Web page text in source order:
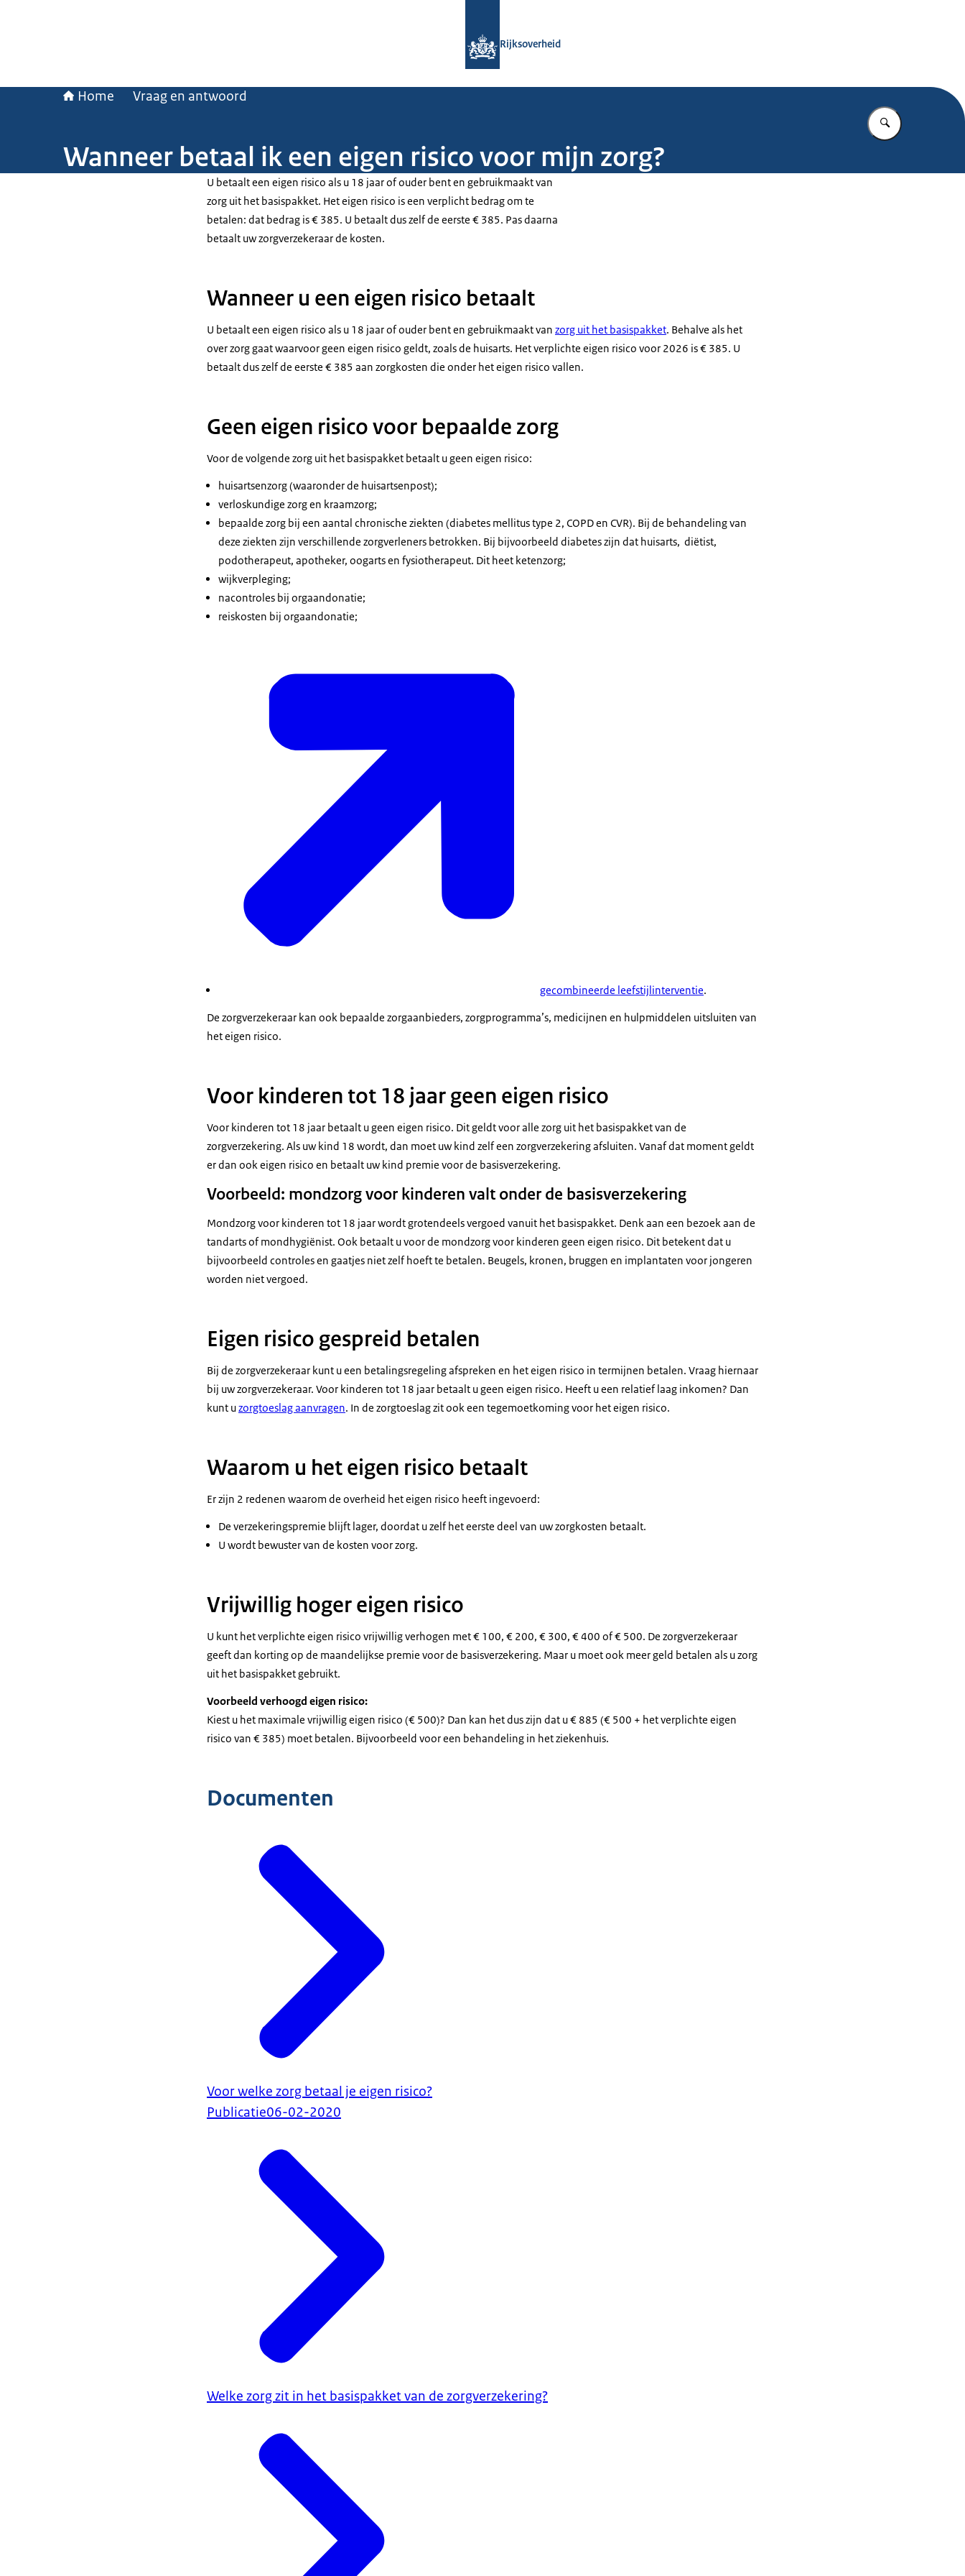
Rijksoverheid
Home Vraag en antwoord
Vul in wat u
Wanneer betaal ik een eigen risico voor mijn zorg?
U betaalt een eigen risico als u 18 jaar of ouder bent en gebruikmaakt van
zorg uit het basispakket. Het eigen risico is een verplicht bedrag om te
betalen: dat bedrag is € 385. U betaalt dus zelf de eerste € 385. Pas daarna
betaalt uw zorgverzekeraar de kosten.
Wanneer u een eigen risico betaalt
U betaalt een eigen risico als u 18 jaar of ouder bent en gebruikmaakt van zorg uit het basispakket. Behalve als het
over zorg gaat waarvoor geen eigen risico geldt, zoals de huisarts. Het verplichte eigen risico voor 2026 is € 385. U
betaalt dus zelf de eerste € 385 aan zorgkosten die onder het eigen risico vallen.
Geen eigen risico voor bepaalde zorg
Voor de volgende zorg uit het basispakket betaalt u geen eigen risico:
huisartsenzorg (waaronder de huisartsenpost);
verloskundige zorg en kraamzorg;
bepaalde zorg bij een aantal chronische ziekten (diabetes mellitus type 2, COPD en CVR). Bij de behandeling van
deze ziekten zijn verschillende zorgverleners betrokken. Bij bijvoorbeeld diabetes zijn dat huisarts, diëtist,
podotherapeut, apotheker, oogarts en fysiotherapeut. Dit heet ketenzorg;
wijkverpleging;
nacontroles bij orgaandonatie;
reiskosten bij orgaandonatie;
gecombineerde leefstijlinterventie.
De zorgverzekeraar kan ook bepaalde zorgaanbieders, zorgprogramma’s, medicijnen en hulpmiddelen uitsluiten van
het eigen risico.
Voor kinderen tot 18 jaar geen eigen risico
Voor kinderen tot 18 jaar betaalt u geen eigen risico. Dit geldt voor alle zorg uit het basispakket van de
zorgverzekering. Als uw kind 18 wordt, dan moet uw kind zelf een zorgverzekering afsluiten. Vanaf dat moment geldt
er dan ook eigen risico en betaalt uw kind premie voor de basisverzekering.
Voorbeeld: mondzorg voor kinderen valt onder de basisverzekering
Mondzorg voor kinderen tot 18 jaar wordt grotendeels vergoed vanuit het basispakket. Denk aan een bezoek aan de
tandarts of mondhygiënist. Ook betaalt u voor de mondzorg voor kinderen geen eigen risico. Dit betekent dat u
bijvoorbeeld controles en gaatjes niet zelf hoeft te betalen. Beugels, kronen, bruggen en implantaten voor jongeren
worden niet vergoed.
Eigen risico gespreid betalen
Bij de zorgverzekeraar kunt u een betalingsregeling afspreken en het eigen risico in termijnen betalen. Vraag hiernaar
bij uw zorgverzekeraar. Voor kinderen tot 18 jaar betaalt u geen eigen risico. Heeft u een relatief laag inkomen? Dan
kunt uzorgtoeslag aanvragen. In de zorgtoeslag zit ook een tegemoetkoming voor het eigen risico.
Waarom u het eigen risico betaalt
Er zijn 2 redenen waarom de overheid het eigen risico heeft ingevoerd:
De verzekeringspremie blijft lager, doordat u zelf het eerste deel van uw zorgkosten betaalt.
U wordt bewuster van de kosten voor zorg.
Vrijwillig hoger eigen risico
U kunt het verplichte eigen risico vrijwillig verhogen met € 100, € 200, € 300, € 400 of € 500. De zorgverzekeraar
geeft dan korting op de maandelijkse premie voor de basisverzekering. Maar u moet ook meer geld betalen als u zorg
uit het basispakket gebruikt.
Voorbeeld verhoogd eigen risico:
Kiest u het maximale vrijwillig eigen risico (€ 500)? Dan kan het dus zijn dat u € 885 (€ 500 + het verplichte eigen
risico van € 385) moet betalen. Bijvoorbeeld voor een behandeling in het ziekenhuis.
Documenten
Voor welke zorg betaal je eigen risico?
Publicatie06-02-2020
Welke zorg zit in het basispakket van de zorgverzekering?